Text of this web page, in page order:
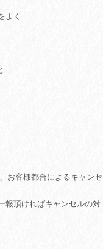
よく
お客様都合によるキャンセ
報頂ければキャンセルの対